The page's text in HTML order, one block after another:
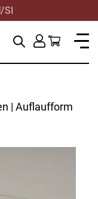
SI
| Auflaufform